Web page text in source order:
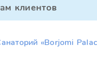
клиентов
«Borjomi